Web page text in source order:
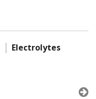
Electrolytes